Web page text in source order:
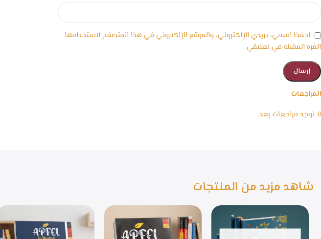
المراجعات
لا توجد مراجعات بعد.
احفظ اسمي، بريدي الإلكتروني، والموقع الإلكتروني في هذا المتصفح لاستخدامها
المرة المقبلة في تعليقي.
شاهد مزيد من المنتجات